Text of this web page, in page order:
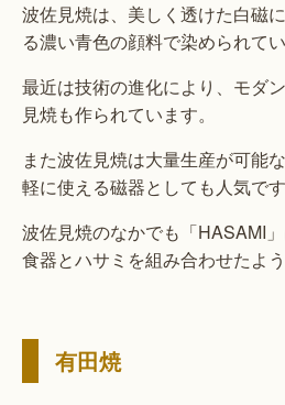
波佐見焼は、美しく透けた白磁
る濃い青色の顔料で染められて
最近は技術の進化により、モダ
見焼も作られています。
また波佐見焼は大量生産が可能
軽に使える磁器としても人気です
波佐見焼のなかでも「HASAMI」
食器とハサミを組み合わせたよ
有田焼